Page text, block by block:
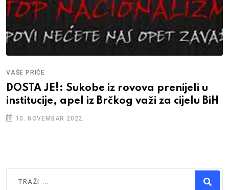
VAŠE PRIČE
DOSTA JE!: Sukobe iz rovova prenijeli u
institucije, apel iz Brčkog važi za cijelu BiH
10. NOVEMBAR 2022.